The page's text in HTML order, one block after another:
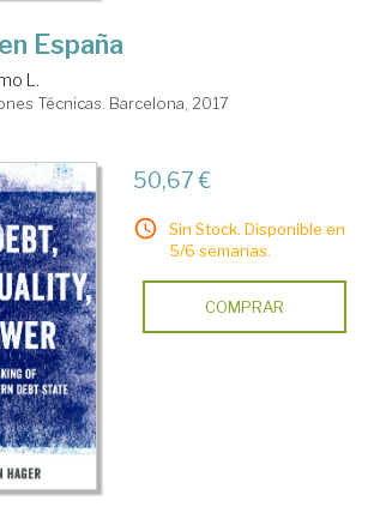
España
L.
Técnicas. Barcelona, 2017
50,67 €
Sin Stock. Disponible en
5/6 semanas.
COMPRAR